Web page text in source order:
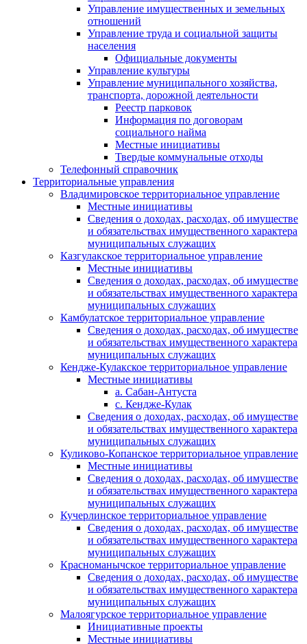
Управление имущественных и земельных
отношений
Управление труда и социальной защиты
населения
Официальные документы
Управление культуры
Управление муниципального хозяйства,
транспорта, дорожной деятельности
Реестр парковок
Информация по договорам
социального найма
Местные инициативы
Твердые коммунальные отходы
Телефонный справочник
Территориальные управления
Владимировское территориальное управление
Местные инициативы
Сведения о доходах, расходах, об имуществе
и обязательствах имущественного характера
муниципальных служащих
Казгулакское территориальное управление
Местные инициативы
Сведения о доходах, расходах, об имуществе
и обязательствах имущественного характера
муниципальных служащих
Камбулатское территориальное управление
Сведения о доходах, расходах, об имуществе
и обязательствах имущественного характера
муниципальных служащих
Кендже-Кулакское территориальное управление
Местные инициативы
а. Сабан-Антуста
с. Кендже-Кулак
Сведения о доходах, расходах, об имуществе
и обязательствах имущественного характера
муниципальных служащих
Куликово-Копанское территориальное управление
Местные инициативы
Сведения о доходах, расходах, об имуществе
и обязательствах имущественного характера
муниципальных служащих
Кучерлинское территориальное управление
Сведения о доходах, расходах, об имуществе
и обязательствах имущественного характера
муниципальных служащих
Красноманычское территориальное управление
Сведения о доходах, расходах, об имуществе
и обязательствах имущественного характера
муниципальных служащих
Малоягурское территориальное управление
Инициативные проекты
Местные инициативы